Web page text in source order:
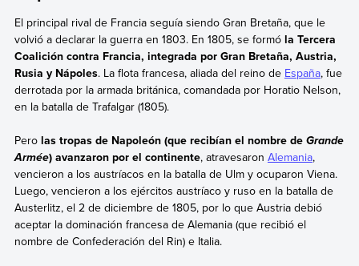
El principal rival de Francia seguía siendo Gran Bretaña, que le
volvió a declarar la guerra en 1803. En 1805, se formó la Tercera
Coalición contra Francia, integrada por Gran Bretaña, Austria,
Rusia y Nápoles. La flota francesa, aliada del reino de España, fue
derrotada por la armada británica, comandada por Horatio Nelson,
en la batalla de Trafalgar (1805).
Pero las tropas de Napoleón (que recibían el nombre de Grande
Armée) avanzaron por el continente, atravesaron Alemania,
vencieron a los austríacos en la batalla de Ulm y ocuparon Viena.
Luego, vencieron a los ejércitos austríaco y ruso en la batalla de
Austerlitz, el 2 de diciembre de 1805, por lo que Austria debió
aceptar la dominación francesa de Alemania (que recibió el
nombre de Confederación del Rin) e Italia.